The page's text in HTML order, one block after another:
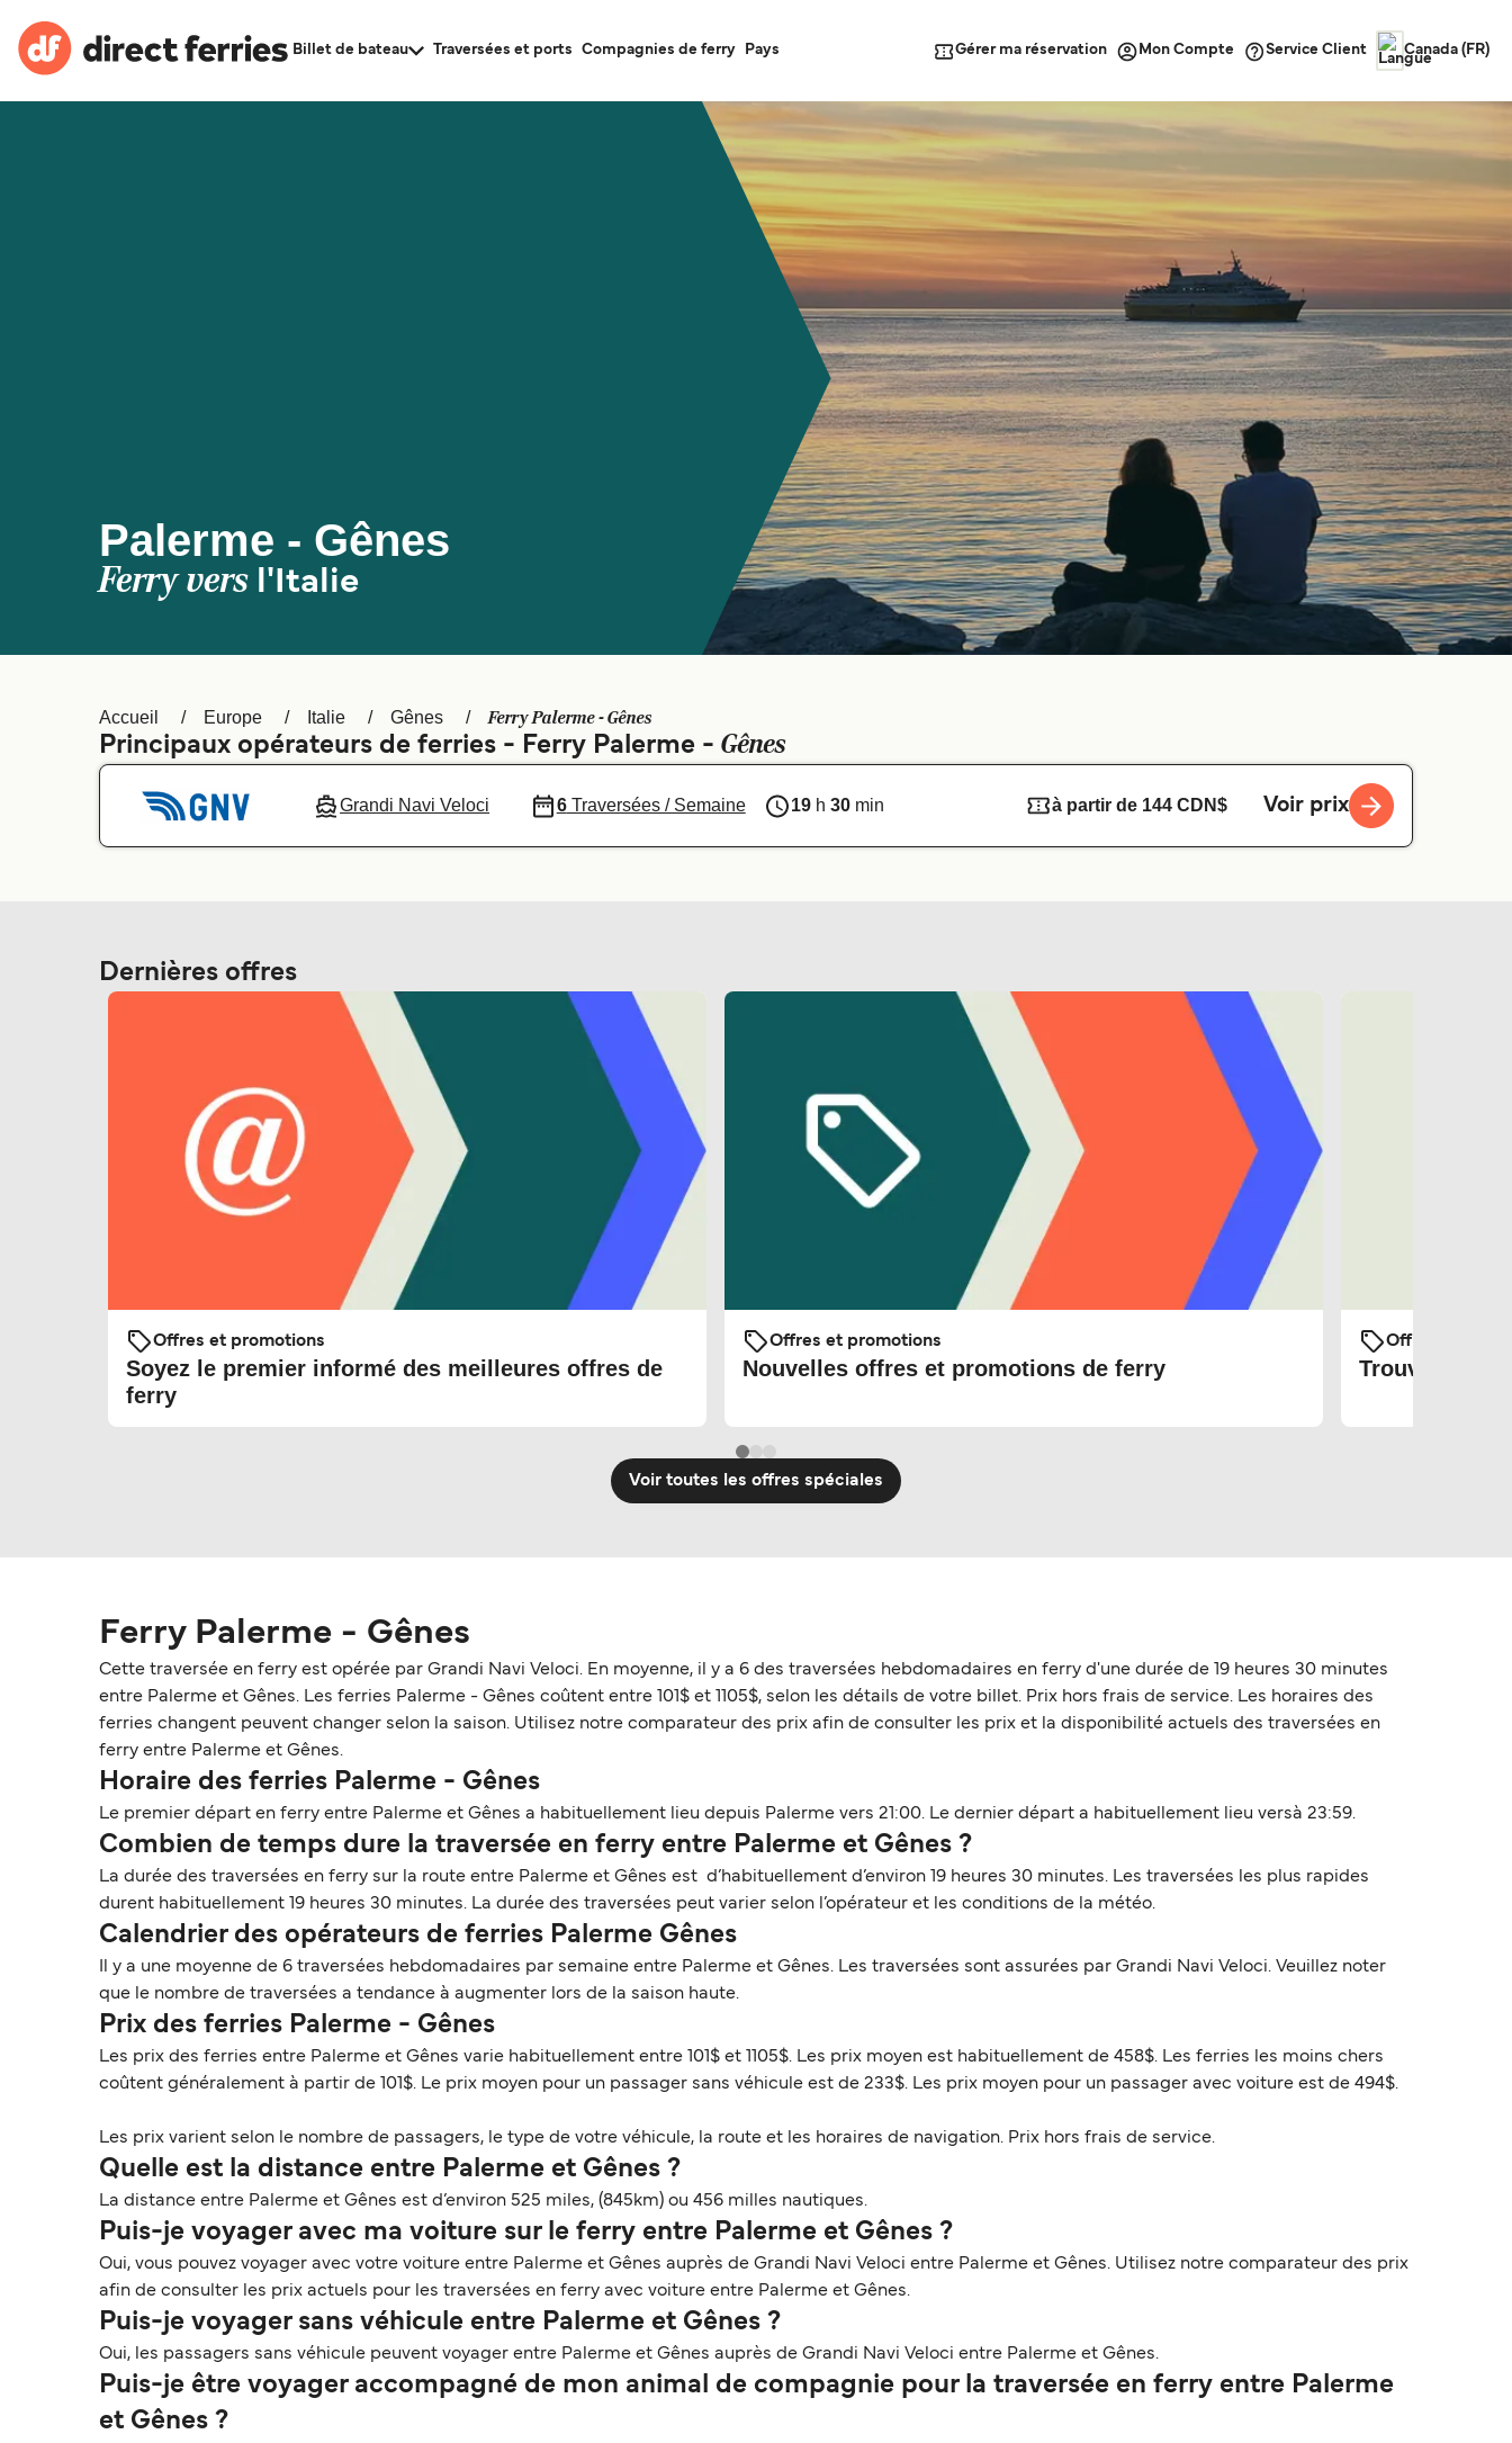
Billet de bateau Traversées et ports Compagnies de ferry Pays Gérer ma réservation Mon Compte Service Client Canada (FR)
Palerme - Gênes
Ferry vers l'Italie
Accueil Europe Italie Gênes Ferry Palerme - Gênes
Principaux opérateurs de ferries - Ferry Palerme - Gênes
Grandi Navi Veloci 6Traversées / Semaine 19h 30min à partir de 144 CDN$ Voir prix
Dernières offres
Offres et promotions
Soyez le premier informé des meilleures offres de
ferry
Offres et promotions
Nouvelles offres et promotions de ferry
Offres et
Trouvez les
Voir toutes les offres spéciales
Ferry Palerme - Gênes
Cette traversée en ferry est opérée par Grandi Navi Veloci. En moyenne, il y a 6 des traversées hebdomadaires en ferry d'une durée de 19 heures 30 minutes
entre Palerme et Gênes. Les ferries Palerme - Gênes coûtent entre 101$ et 1105$, selon les détails de votre billet. Prix hors frais de service. Les horaires des
ferries changent peuvent changer selon la saison. Utilisez notre comparateur des prix afin de consulter les prix et la disponibilité actuels des traversées en
ferry entre Palerme et Gênes.
Horaire des ferries Palerme - Gênes
Le premier départ en ferry entre Palerme et Gênes a habituellement lieu depuis Palerme vers 21:00. Le dernier départ a habituellement lieu versà 23:59.
Combien de temps dure la traversée en ferry entre Palerme et Gênes ?
La durée des traversées en ferry sur la route entre Palerme et Gênes est d’habituellement d’environ 19 heures 30 minutes. Les traversées les plus rapides
durent habituellement 19 heures 30 minutes. La durée des traversées peut varier selon l’opérateur et les conditions de la météo.
Calendrier des opérateurs de ferries Palerme Gênes
Il y a une moyenne de 6 traversées hebdomadaires par semaine entre Palerme et Gênes. Les traversées sont assurées par Grandi Navi Veloci. Veuillez noter
que le nombre de traversées a tendance à augmenter lors de la saison haute.
Prix des ferries Palerme - Gênes
Les prix des ferries entre Palerme et Gênes varie habituellement entre 101$ et 1105$. Les prix moyen est habituellement de 458$. Les ferries les moins chers
coûtent généralement à partir de 101$. Le prix moyen pour un passager sans véhicule est de 233$. Les prix moyen pour un passager avec voiture est de 494$.
Les prix varient selon le nombre de passagers, le type de votre véhicule, la route et les horaires de navigation. Prix hors frais de service.
Quelle est la distance entre Palerme et Gênes ?
La distance entre Palerme et Gênes est d’environ 525 miles, (845km) ou 456 milles nautiques.
Puis-je voyager avec ma voiture sur le ferry entre Palerme et Gênes ?
Oui, vous pouvez voyager avec votre voiture entre Palerme et Gênes auprès de Grandi Navi Veloci entre Palerme et Gênes. Utilisez notre comparateur des prix
afin de consulter les prix actuels pour les traversées en ferry avec voiture entre Palerme et Gênes.
Puis-je voyager sans véhicule entre Palerme et Gênes ?
Oui, les passagers sans véhicule peuvent voyager entre Palerme et Gênes auprès de Grandi Navi Veloci entre Palerme et Gênes.
Puis-je être voyager accompagné de mon animal de compagnie pour la traversée en ferry entre Palerme
et Gênes ?